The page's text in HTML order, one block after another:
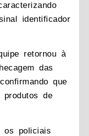
identificador
retornou à
das
que
de
os policiais